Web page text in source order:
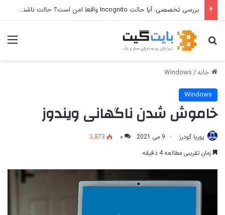
بررسی تخصصی: آیا حالت Incognito واقعا امن است؟ حالت ناشناس مرورگر از شما در برابر چه چیزی محافظت می‌کند؟
جستجو برای
خانه /
Windows
Windows
خاموش شدن ناگهانی ویندوز
پوریا گودرز 9 می 2021 ۰
3,873
زمان تقریبی مطالعه 4 دقیقه